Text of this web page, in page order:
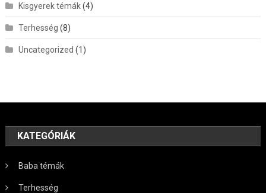
Kisgyerek témák(4)
Terhesség (8)
Uncategorized (1)
KATEGÓRIÁK
Baba témák
Terhesség